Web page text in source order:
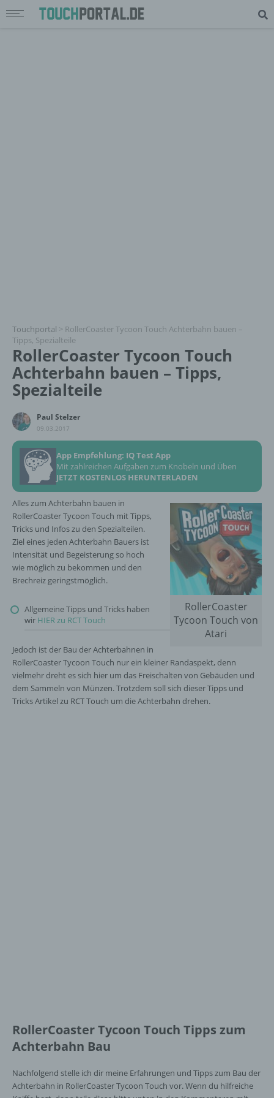
Touchportal > RollerCoaster Tycoon Touch Achterbahn bauen –
Tipps, Spezialteile
RollerCoaster Tycoon Touch
Achterbahn bauen – Tipps,
Spezialteile
Paul Stelzer
09.03.2017
App Empfehlung: IQ Test App
Mit zahlreichen Aufgaben zum Knobeln und Üben
JETZT KOSTENLOS HERUNTERLADEN
RollerCoaster
Tycoon Touch von
Atari
Alles zum Achterbahn bauen in
RollerCoaster Tycoon Touch mit Tipps,
Tricks und Infos zu den Spezialteilen.
Ziel eines jeden Achterbahn Bauers ist
Intensität und Begeisterung so hoch
wie möglich zu bekommen und den
Brechreiz geringstmöglich.
Allgemeine Tipps und Tricks haben
wir HIER zu RCT Touch
Jedoch ist der Bau der Achterbahnen in
RollerCoaster Tycoon Touch nur ein kleiner Randaspekt, denn
vielmehr dreht es sich hier um das Freischalten von Gebäuden und
dem Sammeln von Münzen. Trotzdem soll sich dieser Tipps und
Tricks Artikel zu RCT Touch um die Achterbahn drehen.
RollerCoaster Tycoon Touch Tipps zum
Achterbahn Bau
Nachfolgend stelle ich dir meine Erfahrungen und Tipps zum Bau der
Achterbahn in RollerCoaster Tycoon Touch vor. Wenn du hilfreiche